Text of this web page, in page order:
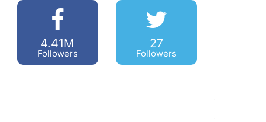
4.41M
Followers
27
Followers